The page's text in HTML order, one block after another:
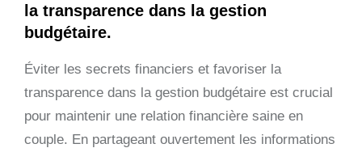
la transparence dans la gestion
budgétaire.
Éviter les secrets financiers et favoriser la
transparence dans la gestion budgétaire est crucial
pour maintenir une relation financière saine en
couple. En partageant ouvertement les informations